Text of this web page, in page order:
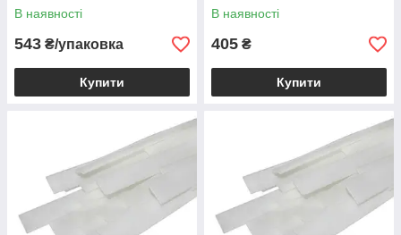
В наявності
543 ₴/упаковка
Купити
В наявності
405 ₴
Купити